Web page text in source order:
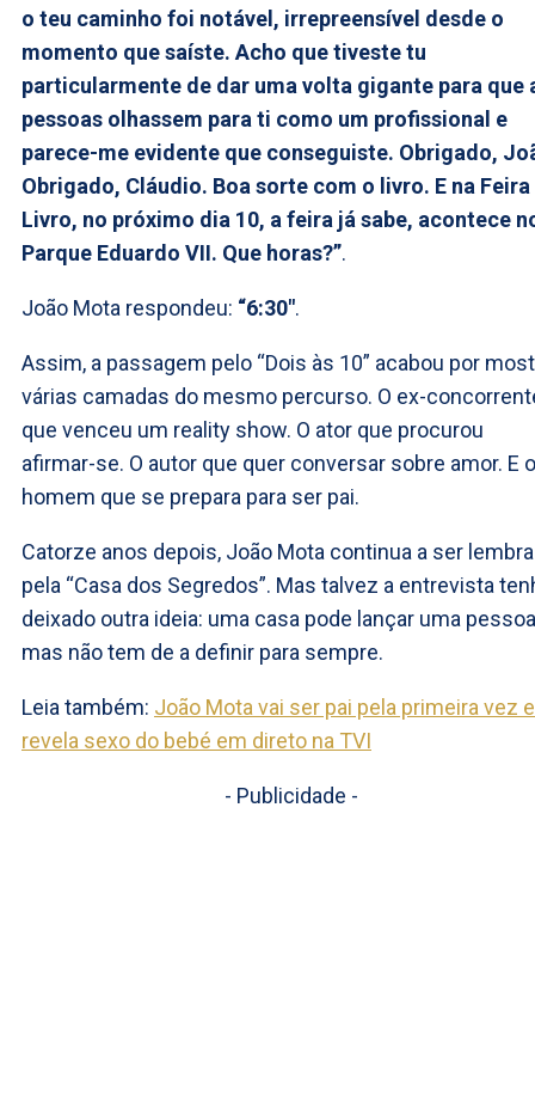
o teu caminho foi notável, irrepreensível desde o
momento que saíste. Acho que tiveste tu
particularmente de dar uma volta gigante para que
pessoas olhassem para ti como um profissional e
parece-me evidente que conseguiste. Obrigado,
Obrigado, Cláudio. Boa sorte com o livro. E na
Livro, no próximo dia 10, a feira já sabe, acontece
Parque Eduardo VII. Que horas?”.
João Mota respondeu: “6:30″.
Assim, a passagem pelo “Dois às 10” acabou por
várias camadas do mesmo percurso. O ex-
que venceu um reality show. O ator que procurou
afirmar-se. O autor que quer conversar sobre amor. E o
homem que se prepara para ser pai.
Catorze anos depois, João Mota continua a ser
pela “Casa dos Segredos”. Mas talvez a entrevista
deixado outra ideia: uma casa pode lançar uma
mas não tem de a definir para sempre.
Leia também: João Mota vai ser pai pela primeira vez e
revela sexo do bebé em direto na TVI
- Publicidade -